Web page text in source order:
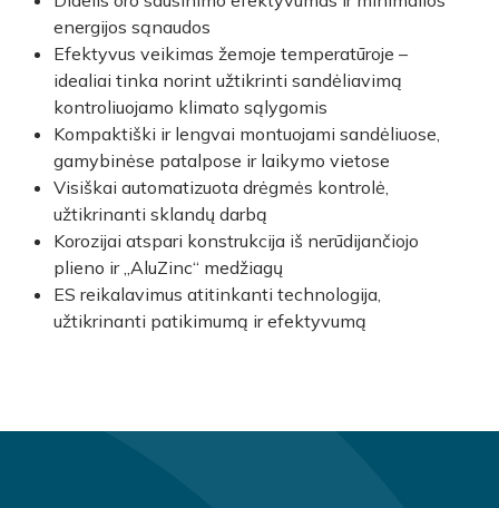
energijos sąnaudos
Efektyvus veikimas žemoje temperatūroje –
idealiai tinka norint užtikrinti sandėliavimą
kontroliuojamo klimato sąlygomis
Kompaktiški ir lengvai montuojami sandėliuose,
gamybinėse patalpose ir laikymo vietose
Visiškai automatizuota drėgmės kontrolė,
užtikrinanti sklandų darbą
Korozijai atspari konstrukcija iš nerūdijančiojo
plieno ir „AluZinc“ medžiagų
ES reikalavimus atitinkanti technologija,
užtikrinanti patikimumą ir efektyvumą